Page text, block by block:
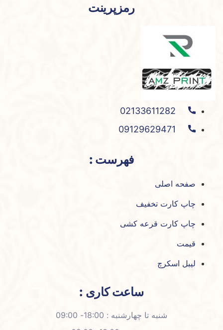
رمزپرینت
02133611282
09129629471
فهرست :
صفحه اصلی
چاپ کارت تخفیف
چاپ کارت قرعه کشی
قیمت
لیبل اسکرچ
ساعت کاری :
شنبه تا چهارشنبه : 18:00- 09:00